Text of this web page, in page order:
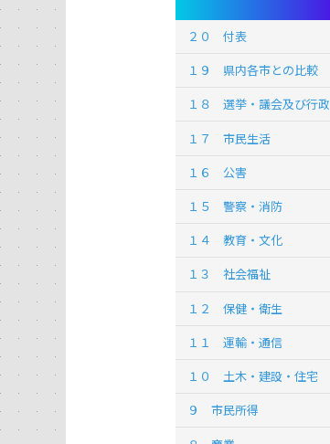
２０ 付表
１９ 県内各市との比較
１８ 選挙・議会及び行政
１７ 市民生活
１６ 公害
１５ 警察・消防
１４ 教育・文化
１３ 社会福祉
１２ 保健・衛生
１１ 運輸・通信
１０ 土木・建設・住宅
９ 市民所得